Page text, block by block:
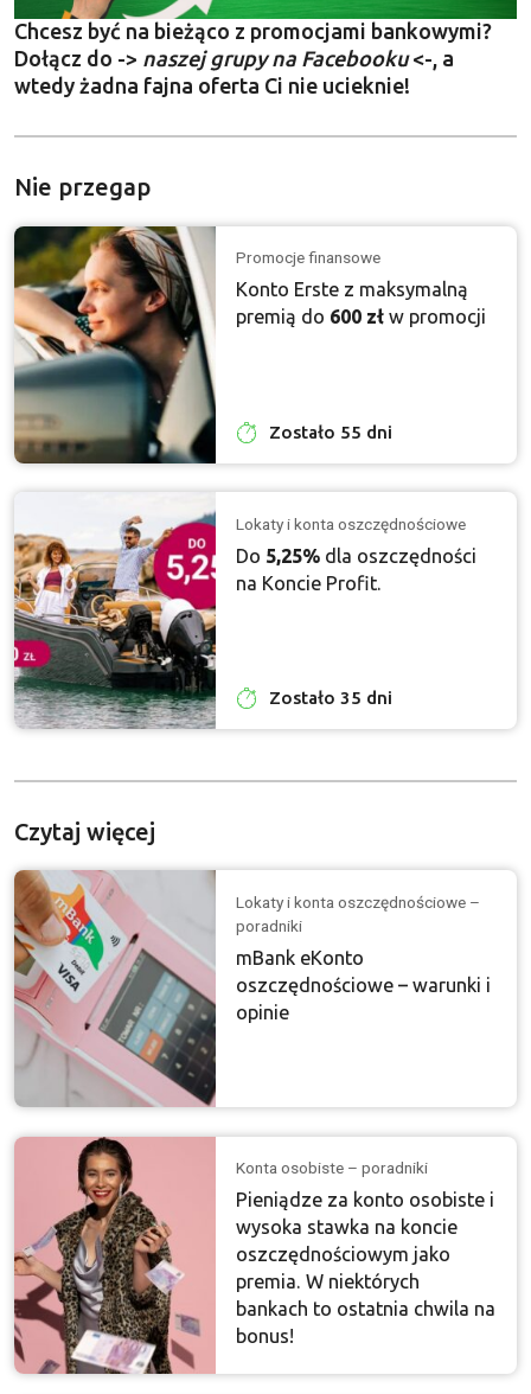
Chcesz być na bieżąco z promocjami bankowymi?
Dołącz do -> naszej grupy na Facebooku<-, a
wtedy żadna fajna oferta Ci nie ucieknie!
Nie przegap
Promocje finansowe
Konto Erste z maksymalną
premią do 600 zł w promocji
Zostało 55 dni
Lokaty i konta oszczędnościowe
Do 5,25% dla oszczędności
na Koncie Profit.
Zostało 35 dni
Czytaj więcej
Lokaty i konta oszczędnościowe –
poradniki
mBank eKonto
oszczędnościowe – warunki i
opinie
Konta osobiste – poradniki
Pieniądze za konto osobiste i
wysoka stawka na koncie
oszczędnościowym jako
premia. W niektórych
bankach to ostatnia chwila na
bonus!